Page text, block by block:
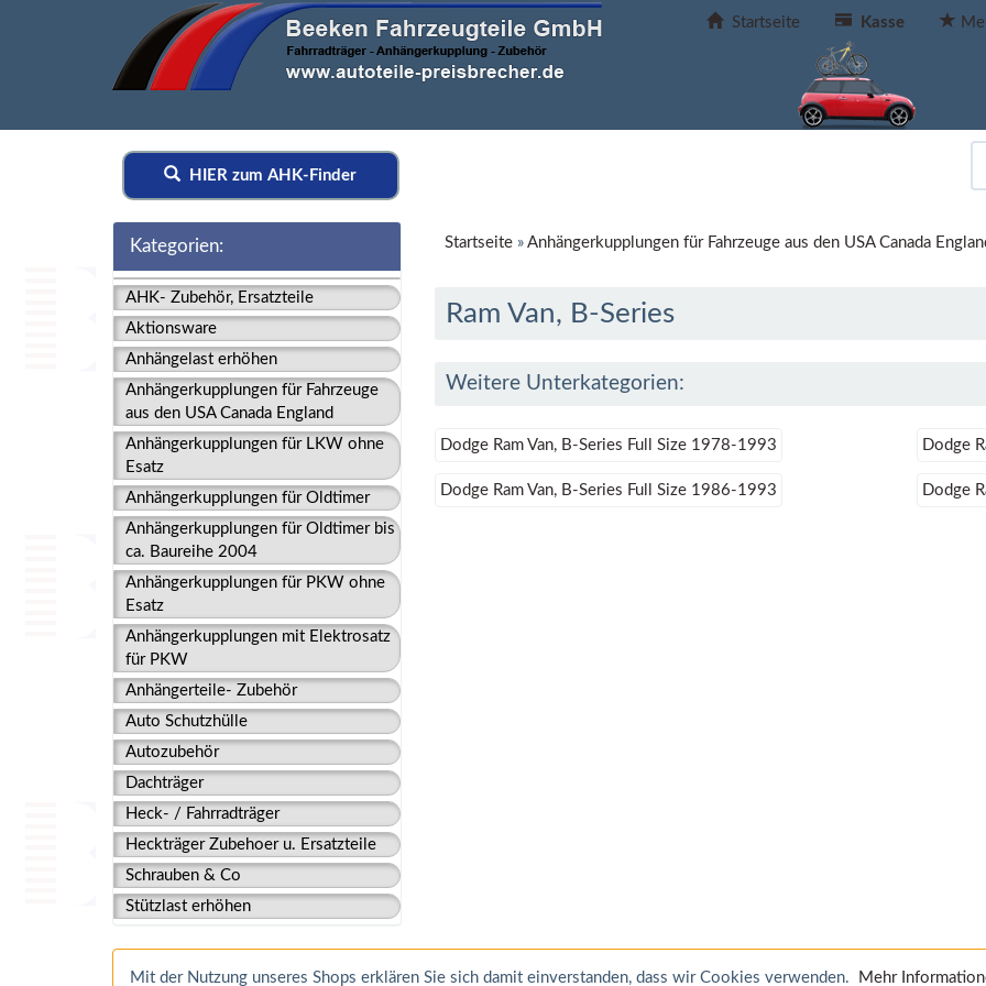
Startseite Kasse
HIER zum AHK-Finder
Kategorien:
AHK- Zubehör, Ersatzteile
Aktionsware
Anhängelast erhöhen
Anhängerkupplungen für Fahrzeuge
aus den USA Canada England
Anhängerkupplungen für LKW ohne
Esatz
Anhängerkupplungen für Oldtimer
Anhängerkupplungen für Oldtimer bis
ca. Baureihe 2004
Anhängerkupplungen für PKW ohne
Esatz
Anhängerkupplungen mit Elektrosatz
für PKW
Anhängerteile- Zubehör
Auto Schutzhülle
Autozubehör
Dachträger
Heck- / Fahrradträger
Heckträger Zubehoer u. Ersatzteile
Schrauben & Co
Stützlast erhöhen
Startseite» Anhängerkupplungen für Fahrzeuge aus den USA Canada
Ram Van, B-Series
Weitere Unterkategorien:
Dodge Ram Van, B-Series Full Size 1978-1993 Dodge
Dodge Ram Van, B-Series Full Size 1986-1993 Dodge
Mit der Nutzung unseres Shops erklären Sie sich damit einverstanden, dass wir Cookies verwenden. Mehr